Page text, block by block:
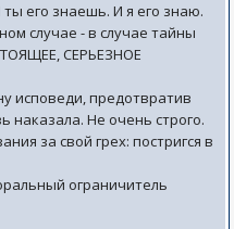
его знаешь. И я его знаю.
случае - в случае тайны
СЕРЬЕЗНОЕ
исповеди, предотвратив
наказала. Не очень строго.
за свой грех: постригся в
ограничитель